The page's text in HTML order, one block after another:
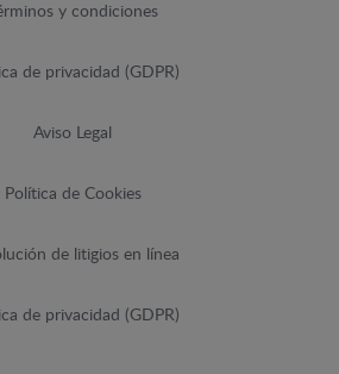
y condiciones
de privacidad (GDPR)
Aviso Legal
Política de Cookies
de litigios en línea
de privacidad (GDPR)